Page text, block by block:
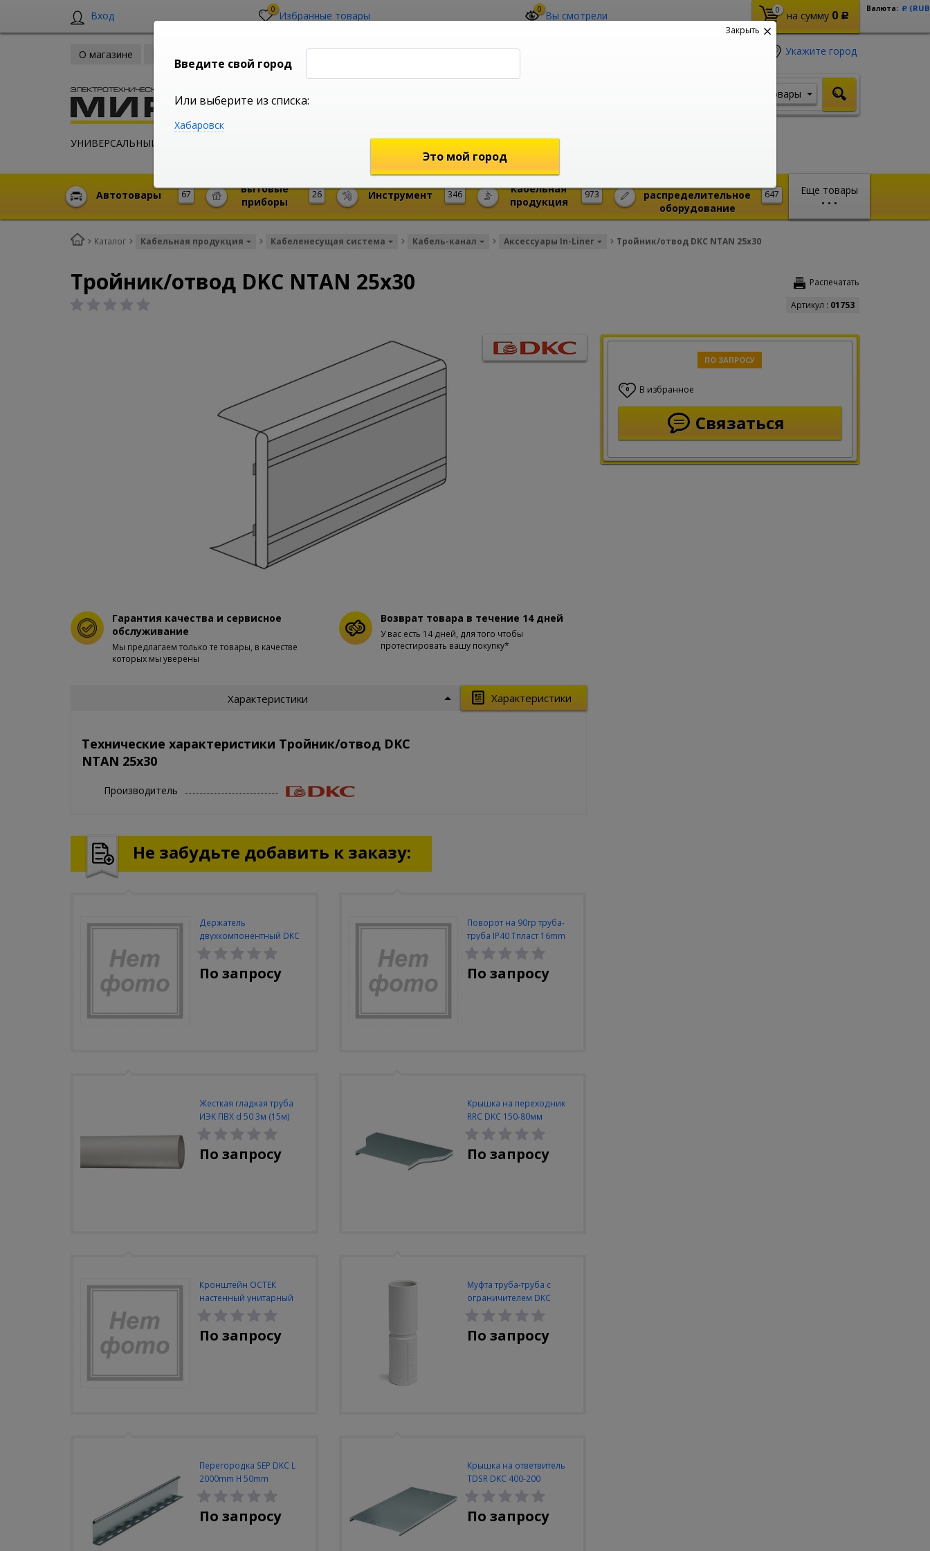
Вход 0 Избранные товары 0 Вы смотрели 0 на сумму 0 Р
Валюта: Р
О магазине
УНИВЕРСАЛЬНЫЙ ИНТЕРНЕТ МАГАЗИН
Укажите город
shop@mireks.ru
Товары
Еще товары
• • •
67
Автотовары 26
Бытовые
приборы
346
Инструмент 973
Кабельная
продукция
647
распределительное
оборудование
Каталог Кабельная продукция Кабеленесущая система Кабель-канал Аксессуары In-Liner Тройник/отвод DKC NTAN 25x30
Распечатать
Тройник/отвод DKC NTAN 25x30
Артикул : 01753
ПО ЗАПРОСУ
0 В избранное
Связаться
Гарантия качества и сервисное
обслуживание
Мы предлагаем только те товары, в качестве
которых мы уверены
Возврат товара в течение 14 дней
У вас есть 14 дней, для того чтобы
протестировать вашу покупку*
Характеристики
Характеристики
Технические характеристики Тройник/отвод DKC
NTAN 25x30
Производитель
Не забудьте добавить к заказу:
Держатель
двухкомпонентный DKC
32мм (100шт/упак)
По запросу
Поворот на 90гр труба-
труба IP40 Тпласт 16mm
разъемный
По запросу
Жесткая гладкая труба
ИЭК ПВХ d 50 3м (15м)
По запросу
Крышка на переходник
RRC DKC 150-80мм
По запросу
Кронштейн ОСТЕК
настенный унитарный
100мм
По запросу
Муфта труба-труба с
ограничителем DKC
63mm IP40
По запросу
Перегородка SEP DKC L
2000mm H 50mm
По запросу
Крышка на ответвитель
TDSR DKC 400-200
По запросу
Закрыть
Введите свой город
Или выберите из списка:
Хабаровск
Это мой город